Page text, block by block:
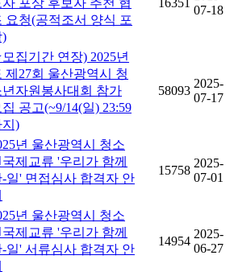
요청(공적조서 양식 포
)
07-18
집기간 연장) 2025년
제27회 울산광역시 청
년자원봉사대회 참가
집 공고(~9/14(일) 23:59
지)
58093
2025-
07-17
년 울산광역시 청소
국제교류 '우리가 함께
-일' 면접심사 합격자 안
15758
2025-
07-01
년 울산광역시 청소
국제교류 '우리가 함께
-일' 서류심사 합격자 안
14954
2025-
06-27